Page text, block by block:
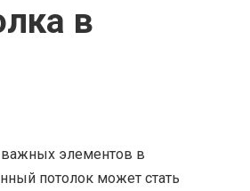
в
важных элементов в
потолок может стать